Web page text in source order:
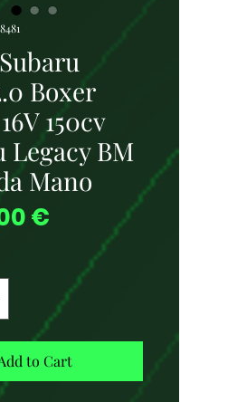
Boxer
150cv
Legacy BM
Mano
€
to Cart